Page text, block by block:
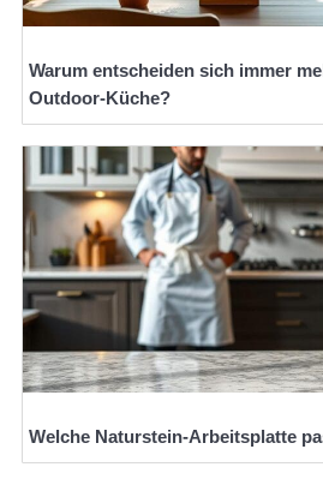
Warum entscheiden sich immer
Outdoor-Küche?
Welche Naturstein-Arbeitsplatte